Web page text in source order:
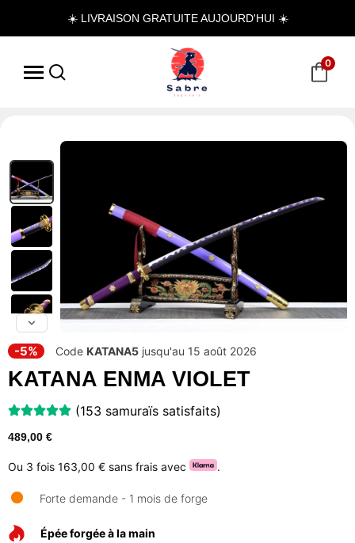
☀️ LIVRAISON GRATUITE AUJOURD'HUI ☀️
0
-5% Code KATANA5 jusqu'au 15 août 2026
KATANA ENMA VIOLET
(153 samuraïs satisfaits)
489,00 €
Ou 3 fois 163,00 € sans frais avec .
Forte demande - 1 mois de forge
Épée forgée à la main